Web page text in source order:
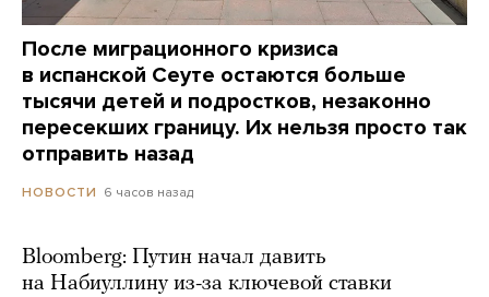
После миграционного кризиса
в испанской Сеуте остаются больше
тысячи детей и подростков, незаконно
пересекших границу. Их нельзя просто так
отправить назад
НОВОСТИ 6 часов назад
Bloomberg: Путин начал давить
на Набиуллину из-за ключевой ставки